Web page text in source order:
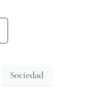
Sociedad